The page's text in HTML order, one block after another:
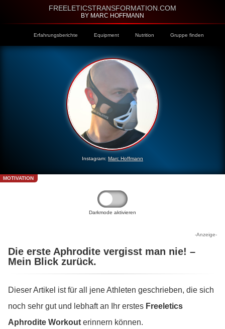
FREELETICSTRANSFORMATION.COM
BY MARC HOFFMANN
Erfahrungsberichte Equipment Nutrition Gruppe finden
Instagram: Marc Hoffmann
MOTIVATION
Darkmode aktivieren
-Anzeige-
Die erste Aphrodite vergisst man nie! –
Mein Blick zurück.
Dieser Artikel ist für all jene Athleten geschrieben, die sich
noch sehr gut und lebhaft an Ihr erstes Freeletics
Aphrodite Workout erinnern können.